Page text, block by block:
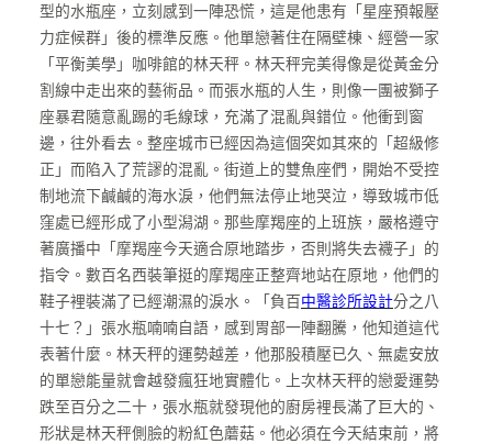
型的水瓶座，立刻感到一陣恐慌，這是他患有「星座預報壓
力症候群」後的標準反應。他單戀著住在隔壁棟、經營一家
「平衡美學」咖啡館的林天秤。林天秤完美得像是從黃金分
割線中走出來的藝術品。而張水瓶的人生，則像一團被獅子
座暴君隨意亂踢的毛線球，充滿了混亂與錯位。他衝到窗
邊，往外看去。整座城市已經因為這個突如其來的「超級修
正」而陷入了荒謬的混亂。街道上的雙魚座們，開始不受控
制地流下鹹鹹的海水淚，他們無法停止地哭泣，導致城市低
窪處已經形成了小型潟湖。那些摩羯座的上班族，嚴格遵守
著廣播中「摩羯座今天適合原地踏步，否則將失去襪子」的
指令。數百名西裝筆挺的摩羯座正整齊地站在原地，他們的
鞋子裡裝滿了已經潮濕的淚水。「負百中醫診所設計分之八
十七？」張水瓶喃喃自語，感到胃部一陣翻騰，他知道這代
表著什麼。林天秤的運勢越差，他那股積壓已久、無處安放
的單戀能量就會越發瘋狂地實體化。上次林天秤的戀愛運勢
跌至百分之二十，張水瓶就發現他的廚房裡長滿了巨大的、
形狀是林天秤側臉的粉紅色蘑菇。他必須在今天結束前，將